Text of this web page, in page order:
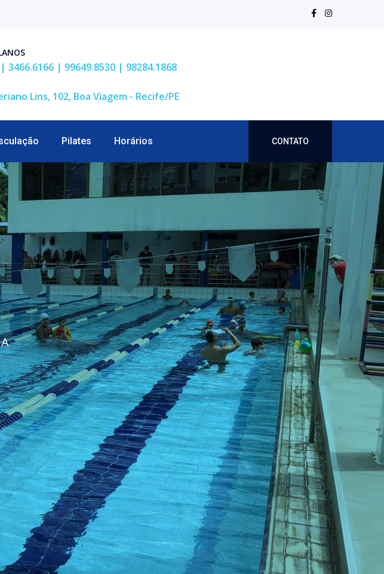
3466.6166 | 99649.8530 | 98284.1868
Lins, 102, Boa Viagem - Recife/PE
Pilates Horários CONTATO